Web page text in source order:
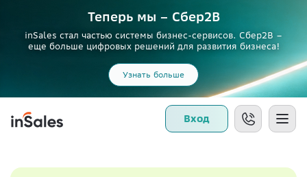
Теперь мы – Сбер2B
inSales стал частью системы бизнес-сервисов. Сбер2В –
еще больше цифровых решений для развития бизнеса!
Узнать больше
Вход